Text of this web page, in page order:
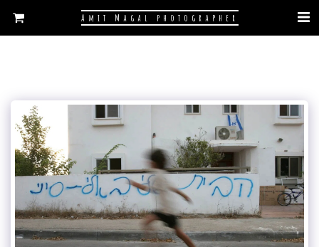
Amit Magal photographer